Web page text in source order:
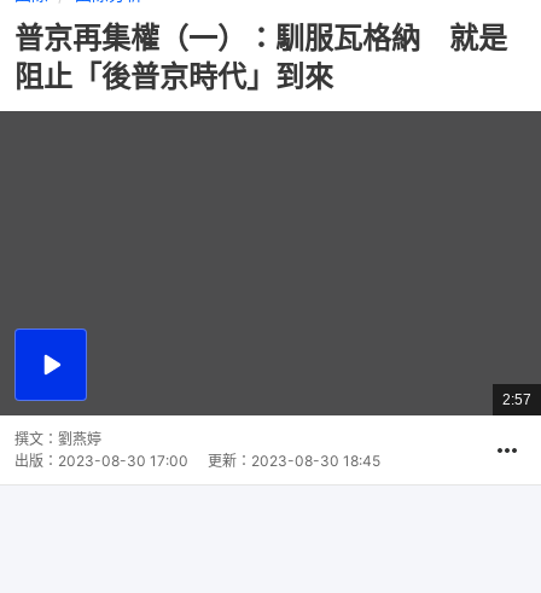
普京再集權（一）：馴服瓦格納 就是
阻止「後普京時代」到來
播
總
共
2:57
撰文： 劉燕婷
出版： 2023-08-30 17:00 更新： 2023-08-30 18:45